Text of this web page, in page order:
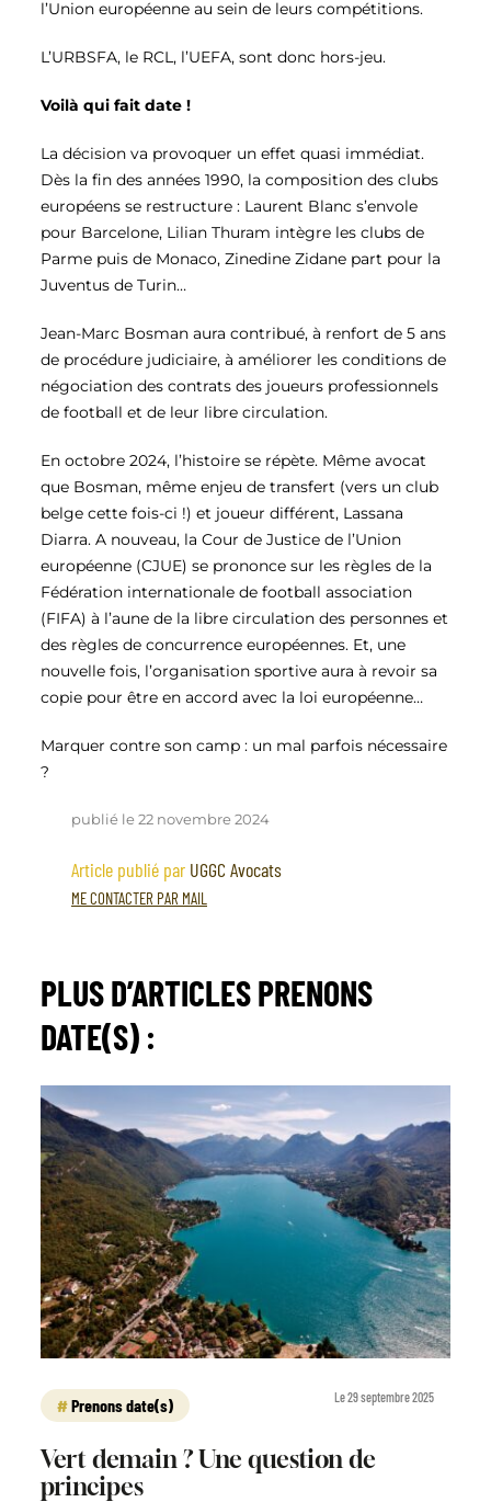
l’Union européenne au sein de leurs compétitions.
L’URBSFA, le RCL, l’UEFA, sont donc hors-jeu.
Voilà qui fait date !
La décision va provoquer un effet quasi immédiat.
Dès la fin des années 1990, la composition des clubs
européens se restructure : Laurent Blanc s’envole
pour Barcelone, Lilian Thuram intègre les clubs de
Parme puis de Monaco, Zinedine Zidane part pour la
Juventus de Turin…
Jean-Marc Bosman aura contribué, à renfort de 5 ans
de procédure judiciaire, à améliorer les conditions de
négociation des contrats des joueurs professionnels
de football et de leur libre circulation.
En octobre 2024, l’histoire se répète. Même avocat
que Bosman, même enjeu de transfert (vers un club
belge cette fois-ci !) et joueur différent, Lassana
Diarra. A nouveau, la Cour de Justice de l’Union
européenne (CJUE) se prononce sur les règles de la
Fédération internationale de football association
(FIFA) à l’aune de la libre circulation des personnes et
des règles de concurrence européennes. Et, une
nouvelle fois, l’organisation sportive aura à revoir sa
copie pour être en accord avec la loi européenne…
Marquer contre son camp : un mal parfois nécessaire
?
publié le 22 novembre 2024
Article publié par UGGC Avocats
ME CONTACTER PAR MAIL
PLUS D’ARTICLESPRENONS
DATE(S) :
Prenons date(s) Le 29 septembre 2025
Vert demain ? Une question de
principes